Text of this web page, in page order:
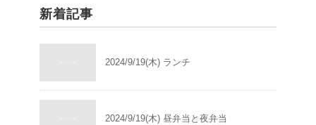
新着記事
2024/9/19(木) ランチ
2024/9/19(木) 昼弁当と夜弁当